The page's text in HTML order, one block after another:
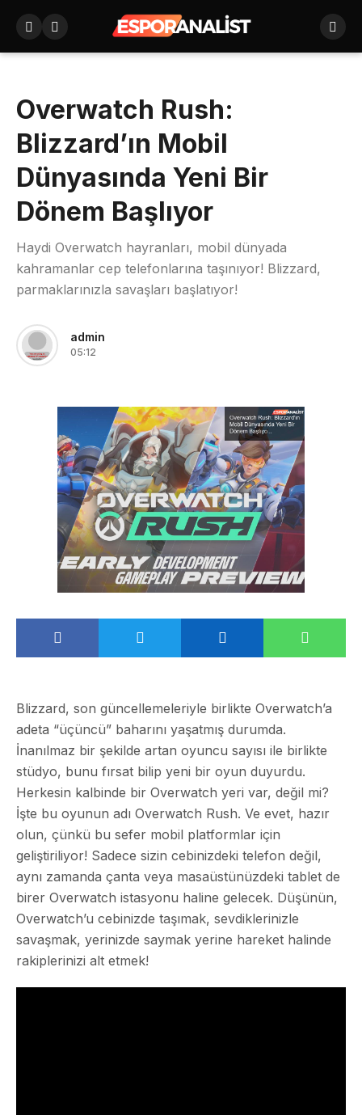
Overwatch Rush:
Blizzard’ın Mobil
Dünyasında Yeni Bir
Dönem Başlıyor
Haydi Overwatch hayranları, mobil dünyada
kahramanlar cep telefonlarına taşınıyor! Blizzard,
parmaklarınızla savaşları başlatıyor!
admin
05:12
Blizzard, son güncellemeleriyle birlikte Overwatch’a
adeta “üçüncü” baharını yaşatmış durumda.
İnanılmaz bir şekilde artan oyuncu sayısı ile birlikte
stüdyo, bunu fırsat bilip yeni bir oyun duyurdu.
Herkesin kalbinde bir Overwatch yeri var, değil mi?
İşte bu oyunun adı Overwatch Rush. Ve evet, hazır
olun, çünkü bu sefer mobil platformlar için
geliştiriliyor! Sadece sizin cebinizdeki telefon değil,
aynı zamanda çanta veya masaüstünüzdeki tablet de
birer Overwatch istasyonu haline gelecek. Düşünün,
Overwatch’u cebinizde taşımak, sevdiklerinizle
savaşmak, yerinizde saymak yerine hareket halinde
rakiplerinizi alt etmek!